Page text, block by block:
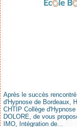
Après le succès
d'Hypnose de Bordeaux,
CHTIP Collège
DOLORE, de vous
IMO, Intégration de...